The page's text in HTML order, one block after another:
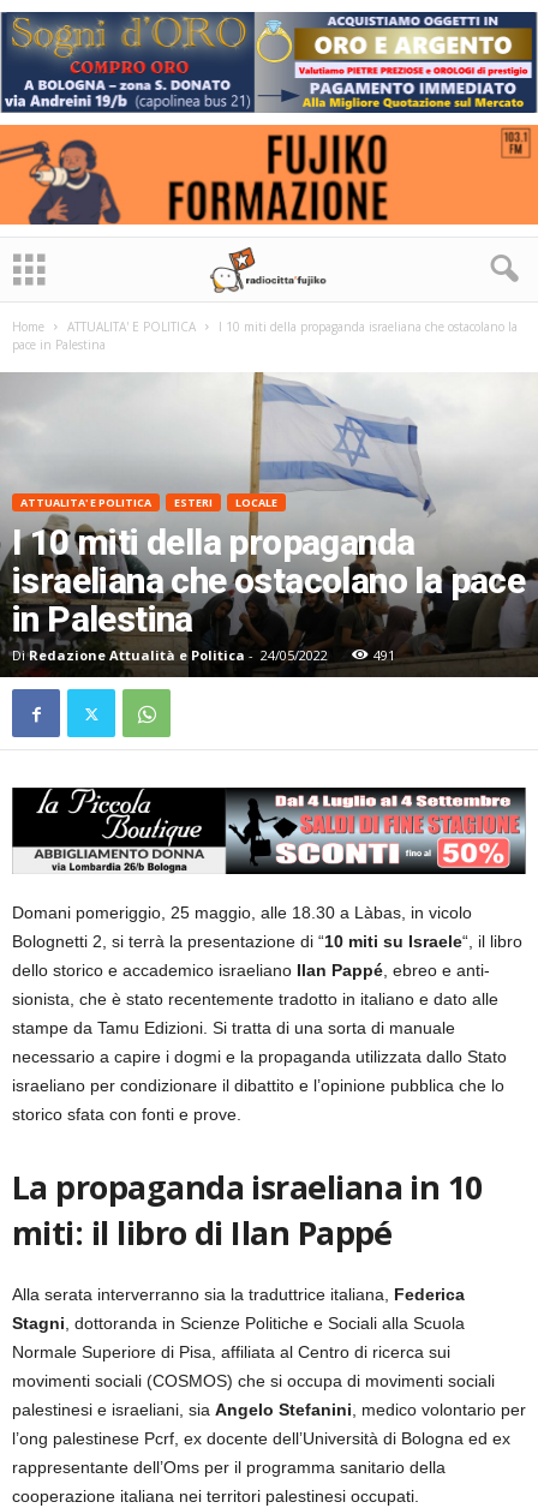
Home ATTUALITA' E POLITICA
I 10 miti della propaganda israeliana che ostacolano la
pace in Palestina
ATTUALITA' E POLITICA ESTERI LOCALE
I 10 miti della propaganda
israeliana che ostacolano la pace
in Palestina
Di Redazione Attualità e Politica - 24/05/2022 491
Domani pomeriggio, 25 maggio, alle 18.30 a Làbas, in vicolo
Bolognetti 2, si terrà la presentazione di “10 miti su Israele“, il libro
dello storico e accademico israeliano Ilan Pappé, ebreo e anti-
sionista, che è stato recentemente tradotto in italiano e dato alle
stampe da Tamu Edizioni. Si tratta di una sorta di manuale
necessario a capire i dogmi e la propaganda utilizzata dallo Stato
israeliano per condizionare il dibattito e l’opinione pubblica che lo
storico sfata con fonti e prove.
La propaganda israeliana in 10
miti: il libro di Ilan Pappé
Alla serata interverranno sia la traduttrice italiana, Federica
Stagni, dottoranda in Scienze Politiche e Sociali alla Scuola
Normale Superiore di Pisa, affiliata al Centro di ricerca sui
movimenti sociali (COSMOS) che si occupa di movimenti sociali
palestinesi e israeliani, sia Angelo Stefanini, medico volontario per
l’ong palestinese Pcrf, ex docente dell’Università di Bologna ed ex
rappresentante dell’Oms per il programma sanitario della
cooperazione italiana nei territori palestinesi occupati.